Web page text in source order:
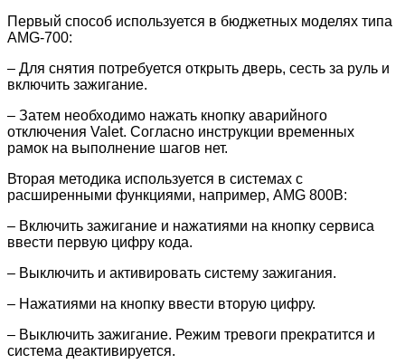
Первый способ используется в бюджетных моделях типа
AMG-700:
– Для снятия потребуется открыть дверь, сесть за руль и
включить зажигание.
– Затем необходимо нажать кнопку аварийного
отключения Valet. Согласно инструкции временных
рамок на выполнение шагов нет.
Вторая методика используется в системах с
расширенными функциями, например, AMG 800B:
– Включить зажигание и нажатиями на кнопку сервиса
ввести первую цифру кода.
– Выключить и активировать систему зажигания.
– Нажатиями на кнопку ввести вторую цифру.
– Выключить зажигание. Режим тревоги прекратится и
система деактивируется.